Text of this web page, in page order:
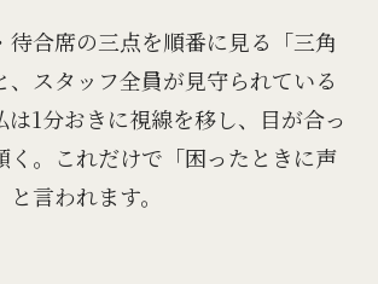
待合席の三点を順番に見る「三角
、スタッフ全員が見守られている
は1分おきに視線を移し、目が合っ
く。これだけで「困ったときに声
言われます。